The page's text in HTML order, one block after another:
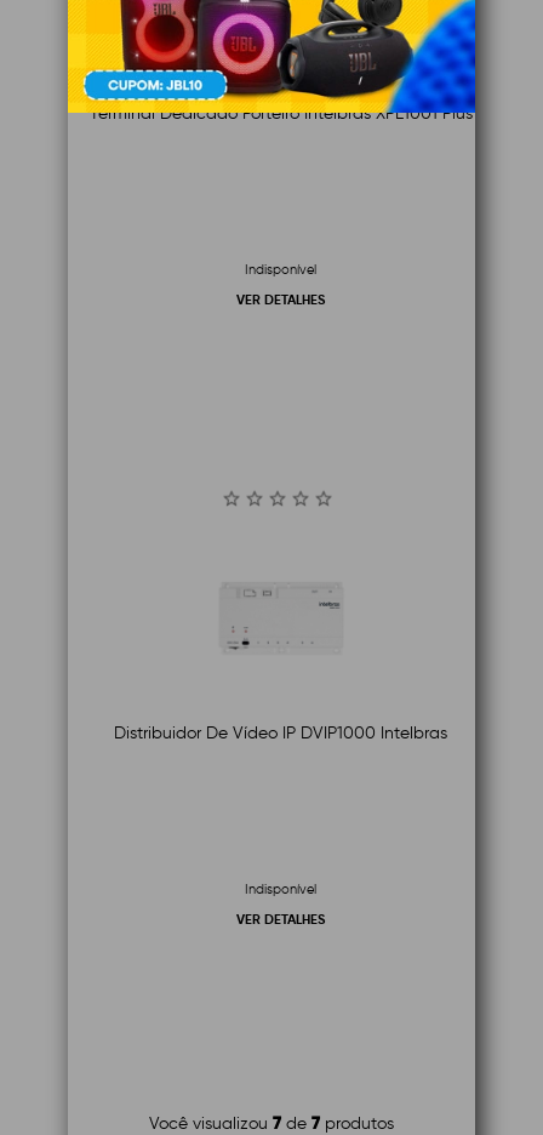
Terminal Dedicado Porteiro Intelbras XPE1001 Plus
Indisponível
VER DETALHES
Distribuidor De Vídeo IP DVIP1000 Intelbras
Indisponível
VER DETALHES
Você visualizou 7 de 7 produtos